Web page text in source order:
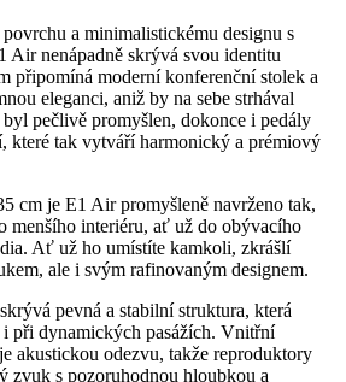
a minimalistickému designu s
Air nenápadně skrývá svou identitu
připomíná moderní konferenční stolek a
eleganci, aniž by na sebe strhával
pečlivě promyšlen, dokonce i pedály
které tak vytváří harmonický a prémiový
cm je E1 Air promyšleně navrženo tak,
menšího interiéru, ať už do obývacího
Ať už ho umístíte kamkoli, zkrášlí
ale i svým rafinovaným designem.
pevná a stabilní struktura, která
při dynamických pasážích. Vnitřní
akustickou odezvu, takže reproduktory
zvuk s pozoruhodnou hloubkou a